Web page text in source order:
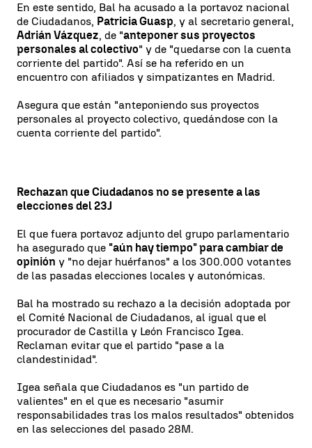
En este sentido, Bal ha acusado a la portavoz nacional
de Ciudadanos, Patricia Guasp, y al secretario general,
Adrián Vázquez, de "anteponer sus proyectos
personales al colectivo" y de "quedarse con la cuenta
corriente del partido". Así se ha referido en un
encuentro con afiliados y simpatizantes en Madrid.
Asegura que están "anteponiendo sus proyectos
personales al proyecto colectivo, quedándose con la
cuenta corriente del partido".
Rechazan que Ciudadanos no se presente a las
elecciones del 23J
El que fuera portavoz adjunto del grupo parlamentario
ha asegurado que "aún hay tiempo" para cambiar de
opinión y "no dejar huérfanos" a los 300.000 votantes
de las pasadas elecciones locales y autonómicas.
Bal ha mostrado su rechazo a la decisión adoptada por
el Comité Nacional de Ciudadanos, al igual que el
procurador de Castilla y León Francisco Igea.
Reclaman evitar que el partido "pase a la
clandestinidad".
Igea señala que Ciudadanos es "un partido de
valientes" en el que es necesario "asumir
responsabilidades tras los malos resultados" obtenidos
en las selecciones del pasado 28M.